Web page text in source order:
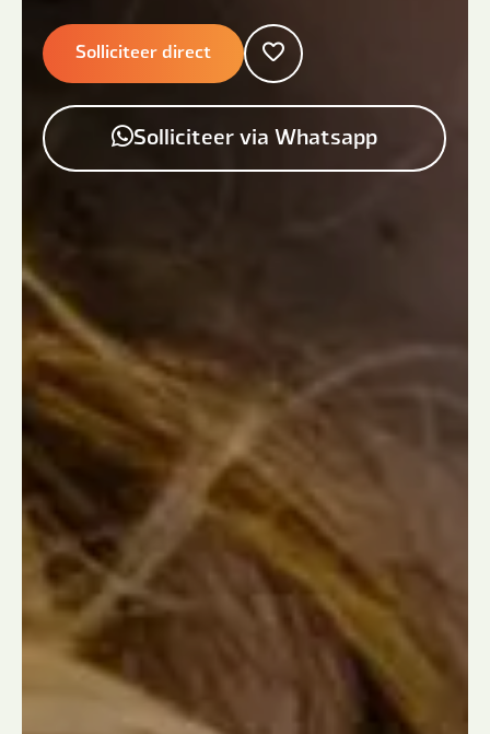
Solliciteer direct
Solliciteer via Whatsapp